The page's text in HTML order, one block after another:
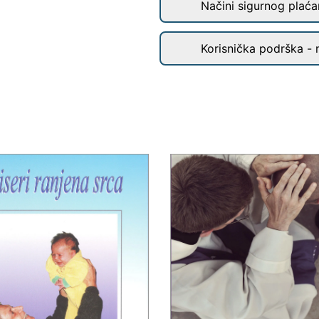
Načini sigurnog
Korisnička podrška -